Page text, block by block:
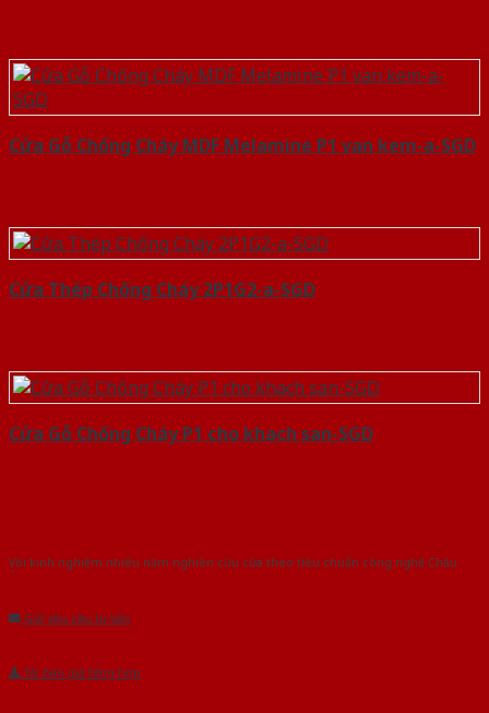
Cửa Gỗ Chống Cháy MDF Melamine P1 van kem-a-SGD
Cửa Thép Chống Cháy 2P1G2-a-SGD
Cửa Gỗ Chống Cháy P1 cho khach san-SGD
Với kinh nghiệm nhiêu năm nghiên cứu cửa theo tiêu chuẩn công nghệ Châu
Gửi yêu cầu tư vấn
Tải báo giá tổng hợp